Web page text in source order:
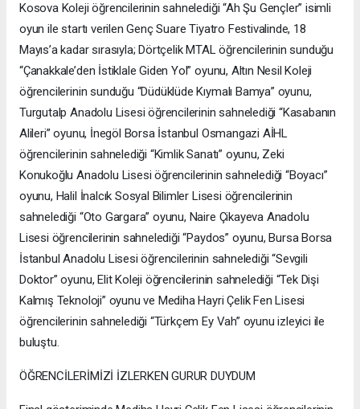
Kosova Koleji öğrencilerinin sahnelediği “Ah Şu Gençler” isimli
oyun ile startı verilen Genç Suare Tiyatro Festivalinde, 18
Mayıs’a kadar sırasıyla; Dörtçelik MTAL öğrencilerinin sunduğu
“Çanakkale’den İstiklale Giden Yol” oyunu, Altın Nesil Koleji
öğrencilerinin sunduğu “Düdüklüde Kıymalı Bamya” oyunu,
Turgutalp Anadolu Lisesi öğrencilerinin sahnelediği “Kasabanın
Alileri” oyunu, İnegöl Borsa İstanbul Osmangazi AİHL
öğrencilerinin sahnelediği “Kimlik Sanatı” oyunu, Zeki
Konukoğlu Anadolu Lisesi öğrencilerinin sahnelediği “Boyacı”
oyunu, Halil İnalcık Sosyal Bilimler Lisesi öğrencilerinin
sahnelediği “Oto Gargara” oyunu, Naire Çikayeva Anadolu
Lisesi öğrencilerinin sahnelediği “Paydos” oyunu, Bursa Borsa
İstanbul Anadolu Lisesi öğrencilerinin sahnelediği “Sevgili
Doktor” oyunu, Elit Koleji öğrencilerinin sahnelediği “Tek Dişi
Kalmış Teknoloji” oyunu ve Mediha Hayri Çelik Fen Lisesi
öğrencilerinin sahnelediği “Türkçem Ey Vah” oyunu izleyici ile
buluştu.
ÖĞRENCİLERİMİZİ İZLERKEN GURUR DUYDUM